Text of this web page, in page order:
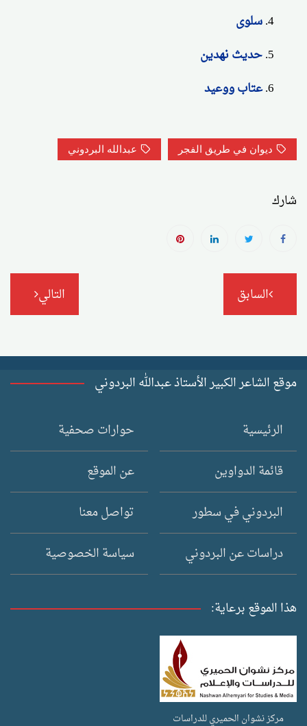
سلوى
حديث نهدين
عتاب ووعيد
ديوان في طريق الفجر عبدالله البردوني
شارك
تصفّح
المقالات
السابق التالي
موقع الشاعر الكبير الأستاذ عبدالله البردوني
الرئيسية
قائمة الدواوين
البردوني في سطور
دراسات عن البردوني
حوارات صحفية
عن الموقع
تواصل معنا
سياسة الخصوصية
هذا الموقع برعاية:
مركز نشوان الحميري للدراسات